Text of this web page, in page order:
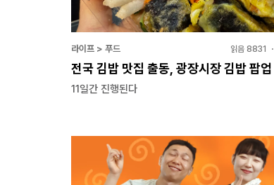
라이프 > 푸드 읽음 8831 ・
전국 김밥 맛집 출동, 광장시장 김밥 팝업
11일간 진행된다